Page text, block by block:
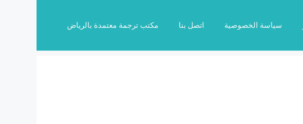
سياسة الخصوصية اتصل بنا مكتب ترجمة معتمدة بالرياض